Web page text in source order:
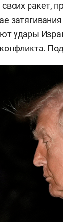
своих
удары